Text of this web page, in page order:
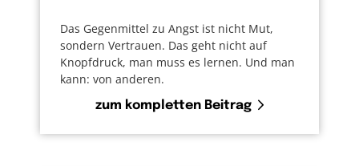
Das Gegenmittel zu Angst ist nicht Mut,
sondern Vertrauen. Das geht nicht auf
Knopfdruck, man muss es lernen. Und man
kann: von anderen.
zum kompletten Beitrag